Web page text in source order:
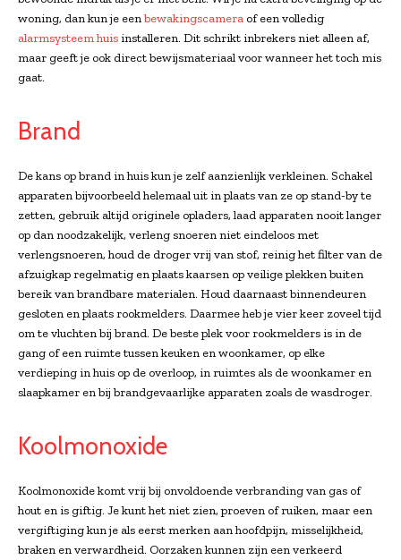
woning, dan kun je eenbewakingscamera of een volledig
alarmsysteem huis installeren. Dit schrikt inbrekers niet alleen af,
maar geeft je ook direct bewijsmateriaal voor wanneer het toch mis
gaat.
Brand
De kans op brand in huis kun je zelf aanzienlijk verkleinen. Schakel
apparaten bijvoorbeeld helemaal uit in plaats van ze op stand-by te
zetten, gebruik altijd originele opladers, laad apparaten nooit langer
op dan noodzakelijk, verleng snoeren niet eindeloos met
verlengsnoeren, houd de droger vrij van stof, reinig het filter van de
afzuigkap regelmatig en plaats kaarsen op veilige plekken buiten
bereik van brandbare materialen. Houd daarnaast binnendeuren
gesloten en plaats rookmelders. Daarmee heb je vier keer zoveel tijd
om te vluchten bij brand. De beste plek voor rookmelders is in de
gang of een ruimte tussen keuken en woonkamer, op elke
verdieping in huis op de overloop, in ruimtes als de woonkamer en
slaapkamer en bij brandgevaarlijke apparaten zoals de wasdroger.
Koolmonoxide
Koolmonoxide komt vrij bij onvoldoende verbranding van gas of
hout en is giftig. Je kunt het niet zien, proeven of ruiken, maar een
vergiftiging kun je als eerst merken aan hoofdpijn, misselijkheid,
braken en verwardheid. Oorzaken kunnen zijn een verkeerd